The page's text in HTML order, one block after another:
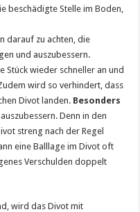
beschädigte Stelle im Boden,
darauf zu achten, die
und auszubessern.
Stück wieder schneller an und
wird so verhindert, dass
Divot landen. Besonders
Denn in den
streng nach der Regel
eine Balllage im Divot oft
Verschulden doppelt
wird das Divot mit